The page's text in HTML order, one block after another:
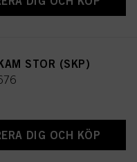
STOR (SKP)
DIG OCH KÖP